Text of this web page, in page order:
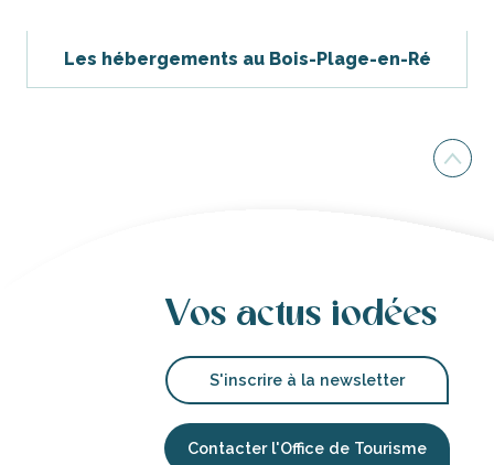
Beach Bikes - Le Bois-Plage-en-Ré - Camping Val de
L'Aventure de Noël sur le marché de noël du Bois-Plage
Les hébergements au Bois-Plage-en-Ré
Vos actus iodées
S'inscrire à la newsletter
Contacter l'Office de Tourisme